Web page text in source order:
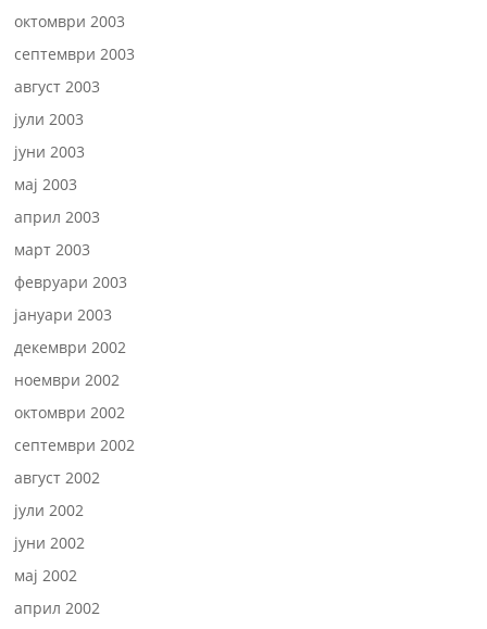
октомври 2003
септември 2003
август 2003
јули 2003
јуни 2003
мај 2003
април 2003
март 2003
февруари 2003
јануари 2003
декември 2002
ноември 2002
октомври 2002
септември 2002
август 2002
јули 2002
јуни 2002
мај 2002
април 2002